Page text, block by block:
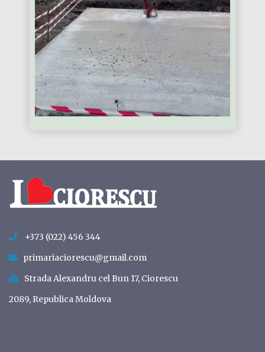
+373 (022) 456 344
primariaciorescu@gmail.com
Strada Alexandru cel Bun 17, Ciorescu
2089, Republica Moldova